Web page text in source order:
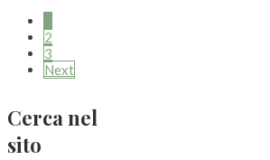
2
3
Next
Cerca nel
sito